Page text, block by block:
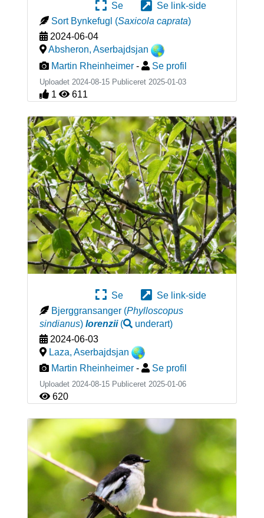
Se
Se link-side
Sort Bynkefugl (Saxicola caprata)
2024-06-04
Absheron, Aserbajdsjan
Martin Rheinheimer - Se profil
Uploadet 2024-08-15 Publiceret 2025-01-03
1 611
Se
Se link-side
Bjerggransanger (Phylloscopus
sindianus) lorenzii( underart)
2024-06-03
Laza, Aserbajdsjan
Martin Rheinheimer - Se profil
Uploadet 2024-08-15 Publiceret 2025-01-06
620